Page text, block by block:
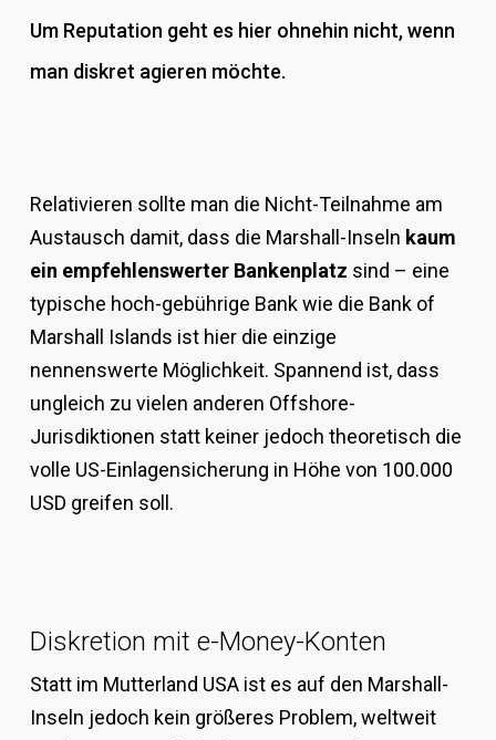
Um Reputation geht es hier ohnehin nicht, wenn
man diskret agieren möchte.
Relativieren sollte man die Nicht-Teilnahme am
Austausch damit, dass die Marshall-Inseln kaum
ein empfehlenswerter Bankenplatz sind – eine
typische hoch-gebührige Bank wie die Bank of
Marshall Islands ist hier die einzige
nennenswerte Möglichkeit. Spannend ist, dass
ungleich zu vielen anderen Offshore-
Jurisdiktionen statt keiner jedoch theoretisch die
volle US-Einlagensicherung in Höhe von 100.000
USD greifen soll.
Diskretion mit e-Money-Konten
Statt im Mutterland USA ist es auf den Marshall-
Inseln jedoch kein größeres Problem, weltweit